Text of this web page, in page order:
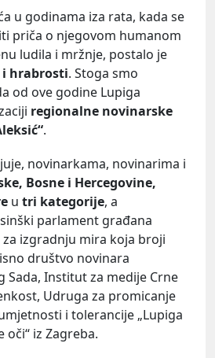
u godinama iza rata, kada se
priča o njegovom humanom
ludila i mržnje, postalo je
hrabrosti. Stoga smo
od ove godine Lupiga
regionalne novinarske
.
novinarkama, novinarima i
Bosne i Hercegovine,
u tri kategorije, a
parlament građana
za izgradnju mira koja broji
društvo novinara
Sada, Institut za medije Crne
Udruga za promicanje
i tolerancije „Lupiga
oči“ iz Zagreba.